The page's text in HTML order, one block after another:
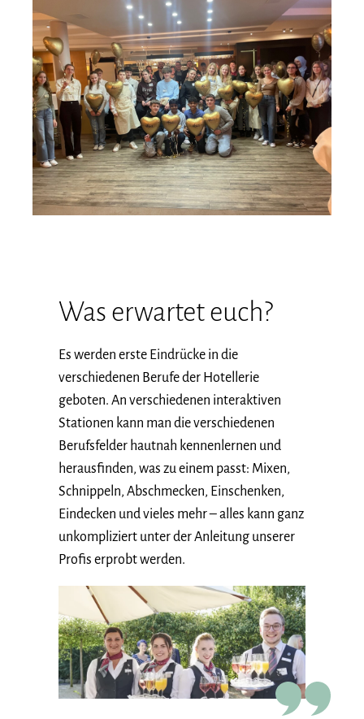
Was erwartet euch?
Es werden erste Eindrücke in die
verschiedenen Berufe der Hotellerie
geboten. An verschiedenen interaktiven
Stationen kann man die verschiedenen
Berufsfelder hautnah kennenlernen und
herausfinden, was zu einem passt: Mixen,
Schnippeln, Abschmecken, Einschenken,
Eindecken und vieles mehr – alles kann ganz
unkompliziert unter der Anleitung unserer
Profis erprobt werden.